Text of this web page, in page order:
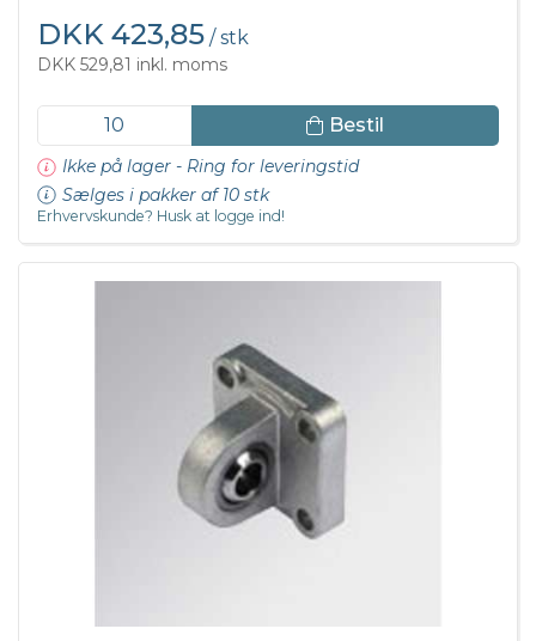
DKK 423,85 / stk
DKK 529,81 inkl. moms
Bestil
Ikke på lager - Ring for leveringstid
Sælges i pakker af 10 stk
Erhvervskunde? Husk at logge ind!